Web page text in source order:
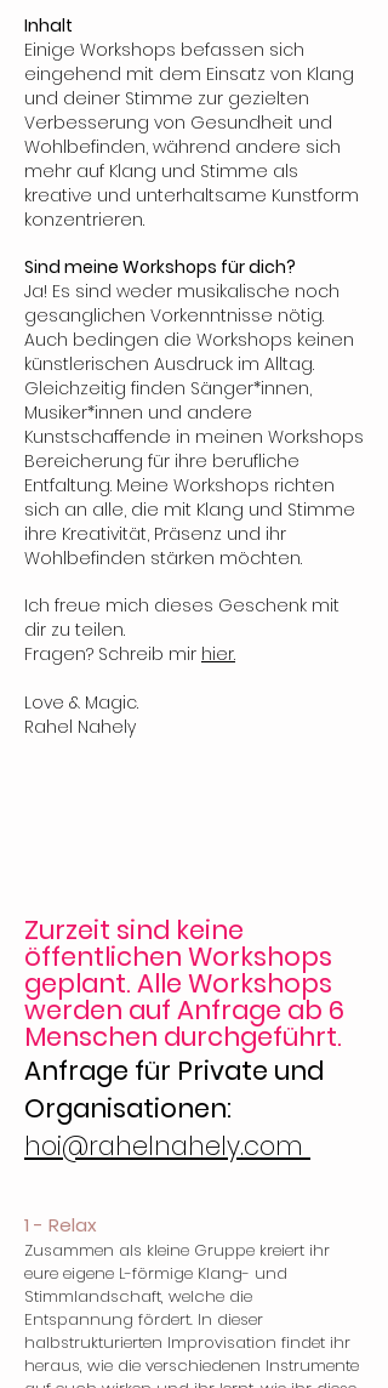
Inhalt
Einige Workshops befassen sich
eingehend mit dem Einsatz von Klang
und deiner Stimme zur gezielten
Verbesserung von Gesundheit und
Wohlbefinden, während andere sich
mehr auf Klang und Stimme als
kreative und unterhaltsame Kunstform
konzentrieren.
Sind meine Workshops für dich?
Ja! Es sind weder musikalische noch
gesanglichen Vorkenntnisse nötig.
Auch bedingen die Workshops keinen
künstlerischen Ausdruck im Alltag.
Gleichzeitig finden Sänger*innen,
Musiker*innen und andere
Kunstschaffende in meinen Workshops
Bereicherung für ihre berufliche
Entfaltung. Meine Workshops richten
sich an alle, die mit Klang und Stimme
ihre Kreativität, Präsenz und ihr
Wohlbefinden stärken möchten.
Ich freue mich dieses Geschenk mit
dir zu teilen.
Fragen? Schreib mir hier.
Love & Magic.
Rahel Nahely
Zurzeit sind keine
öffentlichen Workshops
geplant. Alle Workshops
werden auf Anfrage ab 6
Menschen durchgeführt.
Anfrage für Private und
Organisationen:
hoi@rahelnahely.com
1 - Relax
Zusammen als kleine Gruppe kreiert ihr
eure eigene L-förmige Klang- und
Stimmlandschaft, welche die
Entspannung fördert. In dieser
halbstrukturierten Improvisation findet ihr
heraus, wie die verschiedenen Instrumente